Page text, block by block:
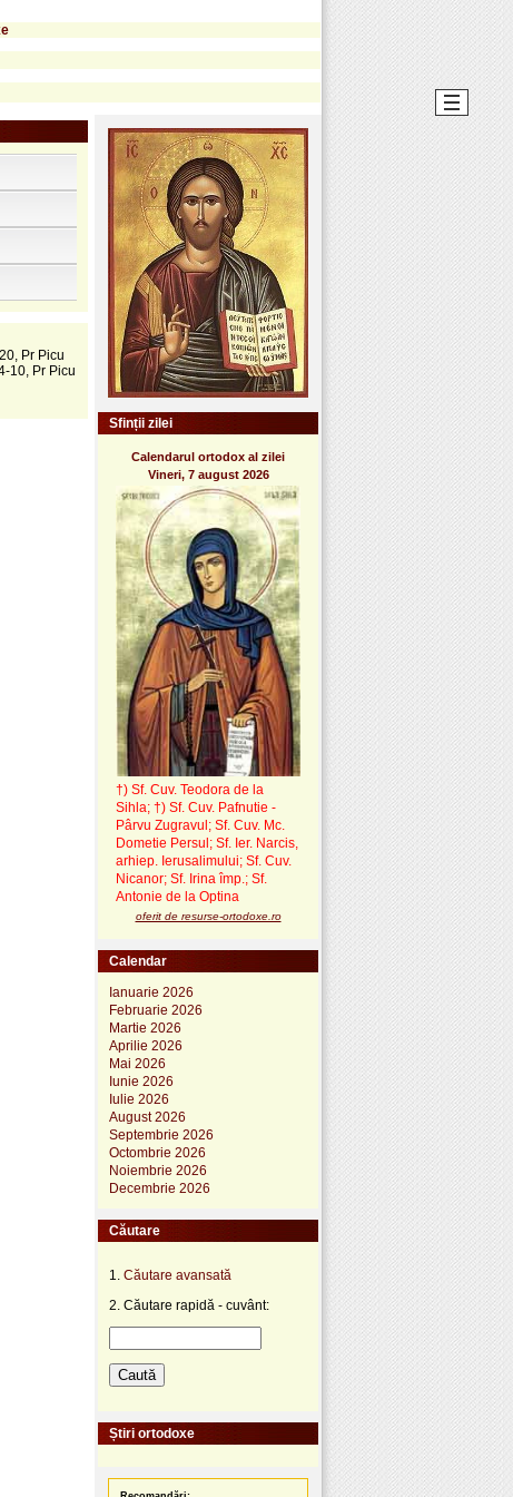
Pr Picu
10, Pr Picu
Sfinții zilei
Calendarul ortodox al zilei
Vineri, 7 august 2026
†) Sf. Cuv. Teodora de la
Sihla; †) Sf. Cuv. Pafnutie -
Pârvu Zugravul ; Sf. Cuv. Mc.
Dometie Persul; Sf. Ier. Narcis,
arhiep. Ierusalimului; Sf. Cuv.
Nicanor; Sf. Irina împ.; Sf.
Antonie de la Optina
oferit de resurse-ortodoxe.ro
Calendar
Ianuarie 2026
Februarie 2026
Martie 2026
Aprilie 2026
Mai 2026
Iunie 2026
Iulie 2026
August 2026
Septembrie 2026
Octombrie 2026
Noiembrie 2026
Decembrie 2026
Căutare
1. Căutare avansată
2. Căutare rapidă - cuvânt:
Știri ortodoxe